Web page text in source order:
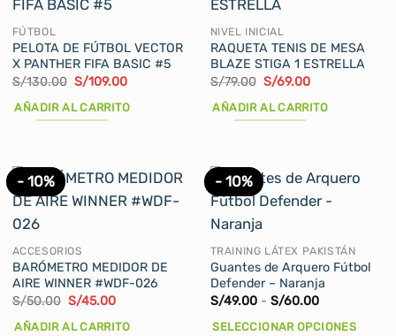
Las
opciones
se
pueden
elegir
en
de
producto
FÚTBOL
PELOTA DE FÚTBOL VECTOR
X PANTHER FIFA BASIC #5
S/130.00 El
original
era:
S/109.00El
actual
AÑADIR AL CARRITO
NIVEL INICIAL
RAQUETA TENIS DE MESA
BLAZE STIGA 1 ESTRELLA
S/79.00 El
original
era:
S/69.00El
actual
AÑADIR AL CARRITO
- 10%
ACCESORIOS
BARÓMETRO MEDIDOR DE
AIRE WINNER #WDF-026
S/50.00 El
original
S/45.00El
actual
AÑADIR AL CARRITO
- 10%
TRAINING LÁTEX PAKISTÁN
Guantes de Arquero Fútbol
Defender – Naranja
S/49.00 - S/60.00Rango
precios:
SELECCIONAR OPCIONES